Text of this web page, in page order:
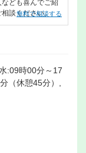
ども喜んでご紹
談ください。
無料で相談する
:09時00分～17
（休憩45分）,